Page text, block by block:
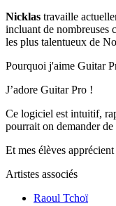
Nicklas travaille
incluant de nombreuses
les plus talentueux de
Pourquoi j'aime Guitar
J’adore Guitar Pro !
Ce logiciel est intuitif,
pourrait on demander de
Et mes élèves
Artistes associés
Raoul Tchoï